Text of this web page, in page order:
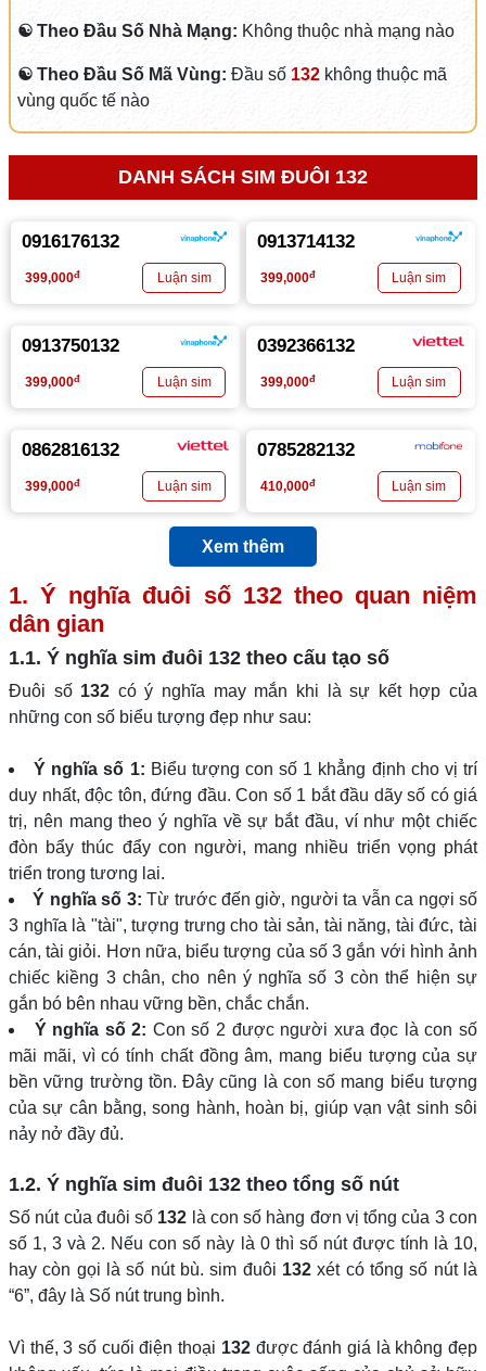
☯ Theo Đầu Số Nhà Mạng: Không thuộc nhà mạng nào
☯ Theo Đầu Số Mã Vùng: Đầu số 132không thuộc mã
vùng quốc tế nào
DANH SÁCH SIM ĐUÔI 132
0916176132
399,000đ
0913714132
399,000đ
0913750132
399,000đ
0392366132
399,000đ
0862816132
399,000đ
0785282132
410,000đ
Xem thêm
1. Ý nghĩa đuôi số 132theo quan niệm
dân gian
1.1. Ý nghĩa sim đuôi 132 theo cấu tạo số
Đuôi số 132 có ý nghĩa may mắn khi là sự kết hợp của
những con số biểu tượng đẹp như sau:
Ý nghĩa số 1: Biểu tượng con số 1 khẳng định cho vị trí
duy nhất, độc tôn, đứng đầu. Con số 1 bắt đầu dãy số có giá
trị, nên mang theo ý nghĩa về sự bắt đầu, ví như một chiếc
đòn bẩy thúc đẩy con người, mang nhiều triển vọng phát
triển trong tương lai.
Ý nghĩa số 3: Từ trước đến giờ, người ta vẫn ca ngợi số
3 nghĩa là "tài", tượng trưng cho tài sản, tài năng, tài đức, tài
cán, tài giỏi. Hơn nữa, biểu tượng của số 3 gắn với hình ảnh
chiếc kiềng 3 chân, cho nên ý nghĩa số 3 còn thể hiện sự
gắn bó bên nhau vững bền, chắc chắn.
Ý nghĩa số 2: Con số 2 được người xưa đọc là con số
mãi mãi, vì có tính chất đồng âm, mang biểu tượng của sự
bền vững trường tồn. Đây cũng là con số mang biểu tượng
của sự cân bằng, song hành, hoàn bị, giúp vạn vật sinh sôi
nảy nở đầy đủ.
1.2. Ý nghĩa sim đuôi 132 theo tổng số nút
Số nút của đuôi số 132 là con số hàng đơn vị tổng của 3 con
số 1, 3 và 2. Nếu con số này là 0 thì số nút được tính là 10,
hay còn gọi là số nút bù. sim đuôi 132 xét có tổng số nút là
“6”, đây là Số nút trung bình.
Vì thế, 3 số cuối điện thoại 132được đánh giá là không đẹp